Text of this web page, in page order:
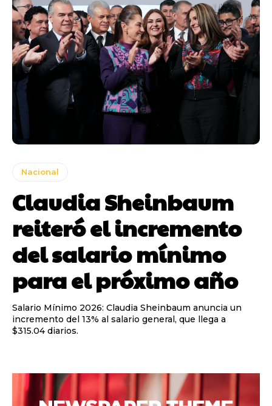
Nacional
Claudia Sheinbaum
reiteró el incremento
del salario mínimo
para el próximo año
Salario Mínimo 2026: Claudia Sheinbaum anuncia un
incremento del 13% al salario general, que llega a
$315.04 diarios.